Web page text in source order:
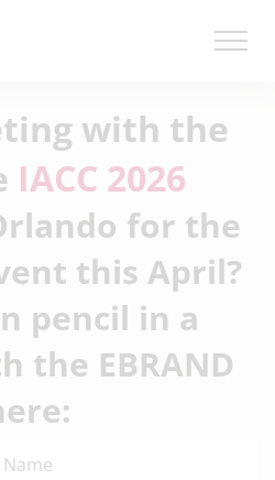
with the
IACC 2026
for the
this April?
pencil in a
the EBRAND